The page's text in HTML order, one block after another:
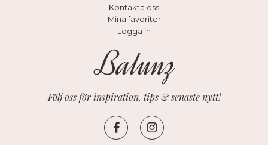
Kontakta oss
Mina favoriter
Logga in
Följ oss för inspiration, tips & senaste nytt!